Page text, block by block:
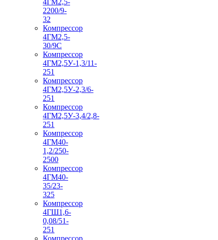
2200/9-
32
Компрессор
4ГМ2,5-
30/9С
Компрессор
4ГМ2,5У-1,3/11-
251
Компрессор
4ГМ2,5У-2,3/6-
251
Компрессор
4ГМ2,5У-3,4/2,8-
251
Компрессор
4ГМ40-
1,2/250-
2500
Компрессор
4ГМ40-
35/23-
325
Компрессор
4ГШ1,6-
0,08/51-
251
Компрессор